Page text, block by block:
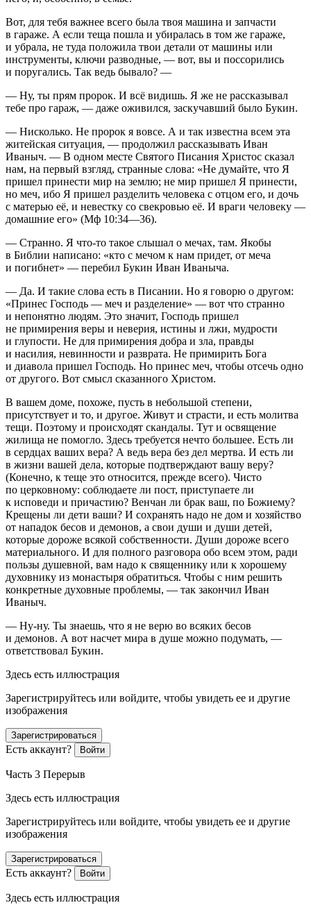
Вот, для тебя важнее всего была твоя машина и запчасти
в гараже. А если теща пошла и убиралась в том же гараже,
и убрала, не туда положила твои детали от машины или
инструменты, ключи разводные, — вот, вы и поссорились
и поругались. Так ведь бывало? —
— Ну, ты прям пророк. И всё видишь. Я же не рассказывал
тебе про гараж, — даже оживился, заскучавший было Букин.
— Нисколько. Не пророк я вовсе. А и так известна всем эта
житейская ситуация, — продолжил рассказывать Иван
Иваныч. — В одном месте Святого Писания Христос сказал
нам, на первый взгляд, странные слова: «Не думайте, что Я
пришел принести мир на землю; не мир пришел Я принести,
но меч, ибо Я пришел разделить человека с отцом его, и дочь
с матерью её, и невестку со свекровью её. И враги человеку —
домашние его» (Мф 10:34—36).
— Странно. Я что-то такое слышал о мечах, там. Якобы
в Библии написано: «кто с мечом к нам придет, от меча
и погибнет» — перебил Букин Иван Иваныча.
— Да. И такие слова есть в Писании. Но я говорю о другом:
«Принес Господь — меч и разделение» — вот что странно
и непонятно людям. Это значит, Господь пришел
не примирения веры и неверия, истины и лжи, мудрости
и глупости. Не для примирения добра и зла, правды
и насилия, невинности и разврата. Не примирить Бога
и диавола пришел Господь. Но принес меч, чтобы отсечь одно
от другого. Вот смысл сказанного Христом.
В вашем доме, похоже, пусть в небольшой степени,
присутствует и то, и другое. Живут и страсти, и есть молитва
тещи. Поэтому и происходят скандалы. Тут и освящение
жилища не помогло. Здесь требуется нечто большее. Есть ли
в сердцах ваших вера? А ведь вера без дел мертва. И есть ли
в жизни вашей дела, которые подтверждают вашу веру?
(Конечно, к теще это относится, прежде всего). Чисто
по церковному: соблюдаете ли пост, приступаете ли
к исповеди и причастию? Венчан ли брак ваш, по Божиему?
Крещены ли дети ваши? И сохранять надо не дом и хозяйство
от нападок бесов и демонов, а свои души и души детей,
которые дороже всякой собственности. Души дороже всего
материального. И для полного разговора обо всем этом, ради
пользы душевной, вам надо к священнику или к хорошему
духовнику из монастыря обратиться. Чтобы с ним решить
конкретные духовные проблемы, — так закончил Иван
Иваныч.
— Ну-ну. Ты знаешь, что я не верю во всяких бесов
и демонов. А вот насчет мира в душе можно подумать, —
ответствовал Букин.
Здесь есть иллюстрация
Зарегистрируйтесь или войдите, чтобы увидеть ее и другие
изображения
Зарегистрироваться
Есть аккаунт? Войти
Часть 3 Перерыв
Здесь есть иллюстрация
Зарегистрируйтесь или войдите, чтобы увидеть ее и другие
изображения
Зарегистрироваться
Есть аккаунт? Войти
Здесь есть иллюстрация